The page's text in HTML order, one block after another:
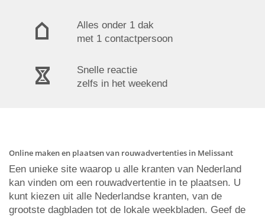
Alles onder 1 dak
met 1 contactpersoon
Snelle reactie
zelfs in het weekend
Online maken en plaatsen van rouwadvertenties in Melissant
Een unieke site waarop u alle kranten van Nederland
kan vinden om een rouwadvertentie in te plaatsen. U
kunt kiezen uit alle Nederlandse kranten, van de
grootste dagbladen tot de lokale weekbladen. Geef de